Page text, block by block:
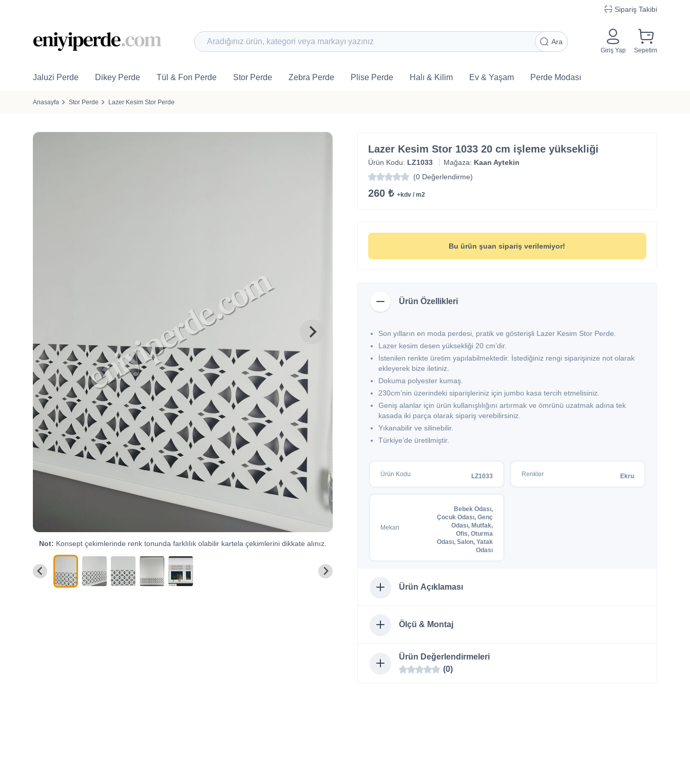
Sipariş Takibi
Giriş Yap Sepetim
Ara
Jaluzi Perde Dikey Perde Tül & Fon Perde Stor Perde Zebra Perde Plise Perde Halı & Kilim Ev & Yaşam Perde Modası
Anasayfa Stor Perde Lazer Kesim Stor Perde
Not: Konsept çekimlerinde renk tonunda farklılık olabilir kartela çekimlerini dikkate alınız.
Lazer Kesim Stor 1033 20 cm işleme yüksekliği
Ürün Kodu: LZ1033 Mağaza: Kaan Aytekin
(0 Değerlendirme)
260 ₺ +kdv / m2
Bu ürün şuan sipariş verilemiyor!
Ürün Özellikleri
Son yılların en moda perdesi, pratik ve gösterişli Lazer Kesim Stor Perde.
Lazer kesim desen yüksekliği 20 cm’dir.
İstenilen renkte üretim yapılabilmektedir. İstediğiniz rengi siparişinize not olarak
ekleyerek bize iletiniz.
Dokuma polyester kumaş.
230cm’nin üzerindeki siparişleriniz için jumbo kasa tercih etmelisiniz.
Geniş alanlar için ürün kullanışlılığını artırmak ve ömrünü uzatmak adına tek
kasada iki parça olarak sipariş verebilirsiniz.
Yıkanabilir ve silinebilir.
Türkiye’de üretilmiştir.
Ürün Kodu LZ1033 Renkler Ekru
Mekan
Bebek Odası,
Çocuk Odası, Genç
Odası, Mutfak,
Ofis, Oturma
Odası, Salon, Yatak
Odası
Ürün Açıklaması
Ölçü & Montaj
Ürün Değerlendirmeleri
(0)